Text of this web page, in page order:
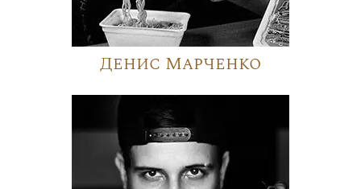
Денис Марченко